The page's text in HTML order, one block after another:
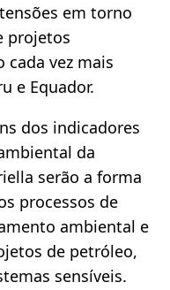
em torno
projetos
vez mais
e Equador.
dos indicadores
da
serão a forma
processos de
ambiental e
de petróleo,
sensíveis.